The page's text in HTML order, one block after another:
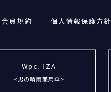
員規約 個人情報保護方針
Wpc. IZA
<男の晴雨兼用傘>